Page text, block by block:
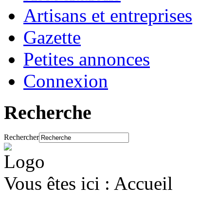
Artisans et entreprises
Gazette
Petites annonces
Connexion
Recherche
Rechercher
Vous êtes ici : Accueil